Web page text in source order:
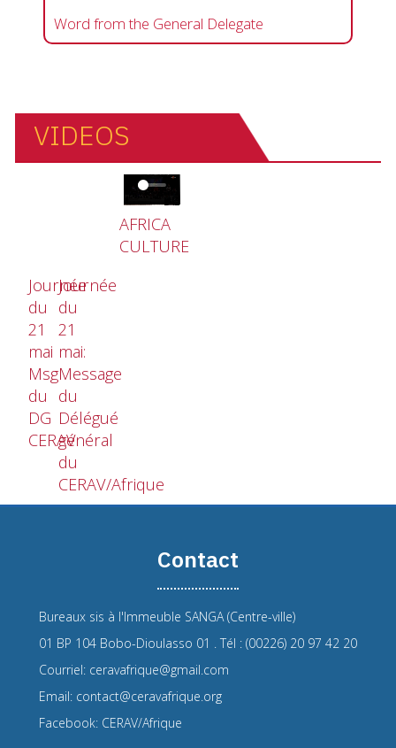
Word from the General Delegate
VIDEOS
Journée
du
21
mai
Msg
du
DG
CERAV
Journée
du
21
mai:
Message
du
Délégué
général
du
CERAV/Afrique
Video file
AFRICA
CULTURE
Contact
Bureaux sis à l'Immeuble SANGA (Centre-ville)
01 BP 104 Bobo-Dioulasso 01 . Tél : (00226) 20 97 42 20
Courriel: ceravafrique@gmail.com
Email: contact@ceravafrique.org
Facebook: CERAV/Afrique